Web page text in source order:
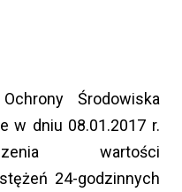
Środowiska
w dniu 08.01.2017 r.
wartości
24-godzinnych